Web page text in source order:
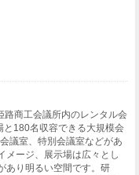
路商工会議所内のレンタル会
180名収容できる大規模会
議室、特別会議室などがあ
メージ、展示場は広々とし
あり明るい空間です。研